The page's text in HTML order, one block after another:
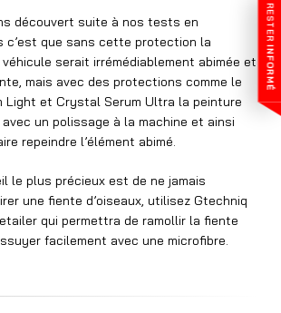
RESTER
INFORMÉ
découvert suite à nos tests en
c’est que sans cette protection la
serait irrémédiablement abimée et
mais avec des protections comme le
Light et Crystal Serum Ultra la peinture
un polissage à la machine et ainsi
repeindre l’élément abimé.
le plus précieux est de ne jamais
une fiente d’oiseaux, utilisez Gtechniq
qui permettra de ramollir la fiente
facilement avec une microfibre.